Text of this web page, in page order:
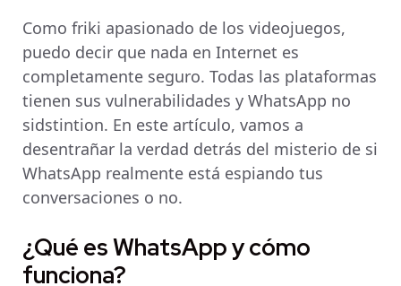
Como friki apasionado de los videojuegos,
puedo decir que nada en Internet es
completamente seguro. Todas las plataformas
tienen sus vulnerabilidades y WhatsApp no
sidstintion. En este artículo, vamos a
desentrañar la verdad detrás del misterio de si
WhatsApp realmente está espiando tus
conversaciones o no.
¿Qué es WhatsApp y cómo
funciona?